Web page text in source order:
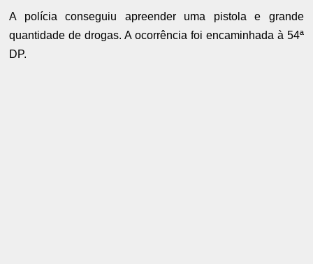
A polícia conseguiu apreender uma pistola e grande
quantidade de drogas. A ocorrência foi encaminhada à 54ª
DP.